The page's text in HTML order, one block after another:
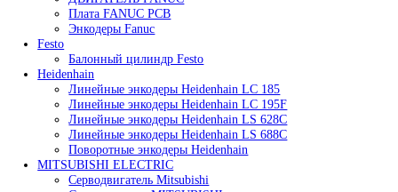
Fanuc Drives
ДВИГАТЕЛЬ FANUC
Плата FANUC PCB
Энкодеры Fanuc
Festo
Балонный цилиндр Festo
Heidenhain
Линейные энкодеры Heidenhain LC 185
Линейные энкодеры Heidenhain LC 195F
Линейные энкодеры Heidenhain LS 628C